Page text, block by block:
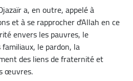
a, en outre, appelé à
et à se rapprocher d'Allah en ce
envers les pauvres, le
le pardon, la
des liens de fraternité et
œuvres.